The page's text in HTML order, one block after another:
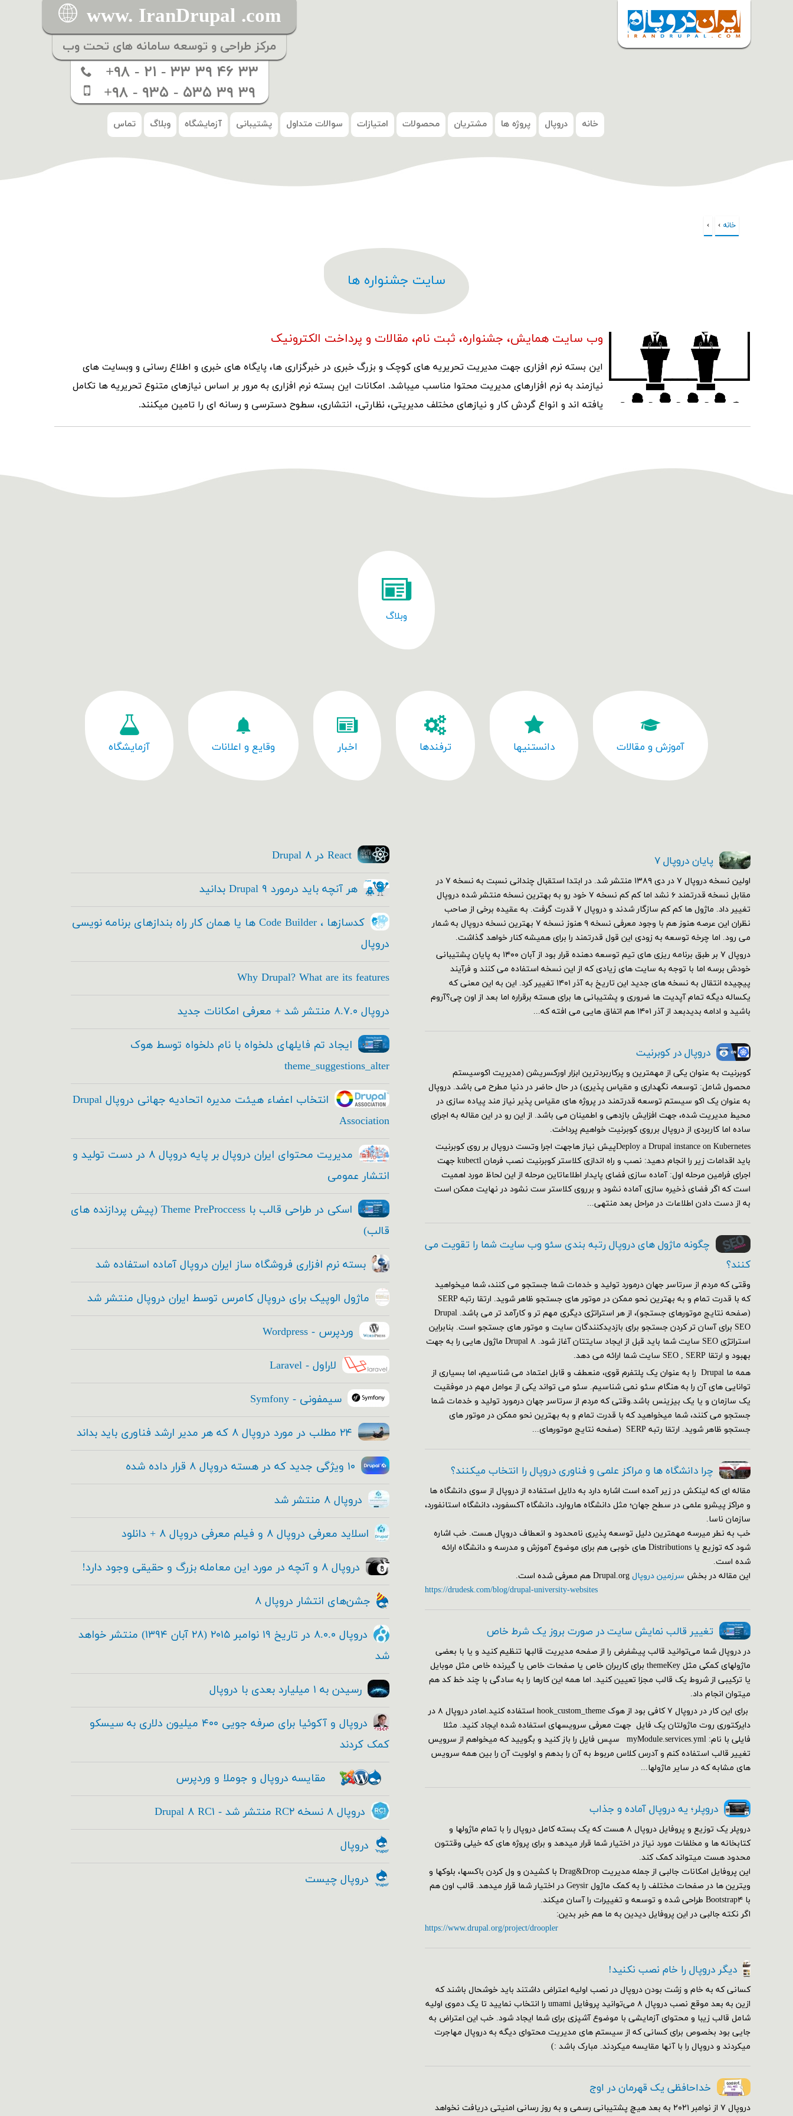
www. IranDrupal .com
مرکز طراحی و توسعه سامانه های تحت وب
+۹۸ - ۲۱ - ۳۳ ۳۹ ۴۶ ۳۳
+۹۸ - ۹۳۵ - ۵۳۵ ۳۹ ۳۹
خانه دروپال پروژه ها مشتریان محصولات امتیازات سوالات متداول پشتیبانی آزمایشگاه وبلاگ تماس
شما اینجا هستید
خانه ›
›
سایت جشنواره ها
وب سایت همایش، جشنواره، ثبت نام، مقالات و پرداخت الکترونیک
این بسته نرم افزاری جهت مدیریت تحریریه های کوچک و بزرگ خبری در خبرگزاری ها، پایگاه های خبری و اطلاع رسانی و وبسایت های
نیازمند به نرم افزارهای مدیریت محتوا مناسب میباشد. امکانات این بسته نرم افزاری به مرور بر اساس نیازهای متنوع تحریریه ها تکامل
یافته اند و انواع گردش کار و نیازهای مختلف مدیریتی، نظارتی، انتشاری، سطوح دسترسی و رسانه ای را تامین میکنند.
وبلاگ
آموزش و مقالات دانستنیها ترفندها اخبار وقایع و اعلانات آزمایشگاه
پایان دروپال ۷
اولین نسخه دروپال ۷ در دی ۱۳۸۹ منتشر شد. در ابتدا استقبال چندانی نسبت به نسخه ۷ در
مقابل نسخه قدرتمند ۶ نشد اما کم کم نسخه ۷ خود رو به بهترین نسخه منتشر شده دروپال
تغییر داد. ماژول ها کم کم سازگار شدند و دروپال ۷ قدرت گرفت. به عقیده برخی از صاحب
نظران این عرصه هنوز هم با وجود معرفی نسخه ۹ هنوز نسخه ۷ بهترین نسخه دروپال به شمار
می رود. اما چرخه توسعه به زودی این قول قدرتمند را برای همیشه کنار خواهد گذاشت.
دروپال ۷ بر طبق برنامه ریزی های تیم توسعه دهنده قرار بود از آبان ۱۴۰۰ به پایان پشتیبانی
خودش برسه اما با توجه به سایت های زیادی که از این نسخه استفاده می کنند و فرآیند
پیچیده انتقال به نسخه های جدید این تاریخ به آذر ۱۴۰۱ تغییر کرد. این به این معنی که
یکساله دیگه تمام آپدیت ها ضروری و پشتیبانی ها برای هسته برقراره اما بعد از اون چی؟آروم
باشید و ادامه بدیدبعد از آذر ۱۴۰۱ هم اتفاق هایی می افته که...
دروپال در کوبرنیت
کوبرنیت به عنوان یکی از مهمترین و پرکاربردترین ابزار اورکسریشن (مدیریت اکوسیستم
محصول شامل: توسعه، نگهداری و مقیاس پذیری) در حال حاضر در دنیا مطرح می باشد. دروپال
به عنوان یک اکو سیستم توسعه قدرتمند در پروژه های مقیاس پذیر نیاز مند پیاده سازی در
محیط مدیریت شده، جهت افزایش بازدهی و اطمینان می باشد. از این رو در این مقاله به اجرای
ساده اما کاربردی از دروپال برروی کوبرنیت خواهیم پرداخت.
Deploy a Drupal instance on Kubernetesپیش نیاز هاجهت اجرا وتست دروپال بر روی کوبرنیت
باید اقدامات زیر را انجام دهید: نصب و راه اندازی کلاستر کوبرنیت نصب فرمان kubectl جهت
اجرای فرامین مرحله اول: آماده سازی فضای پایدار اطلاعاتاین مرحله از این لحاظ مورد اهمیت
است که اگر فضای ذخیره سازی آماده نشود و برروی کلاستر ست نشود در نهایت ممکن است
به از دست دادن اطلاعات در مراحل بعد منتهی...
چگونه ماژول های دروپال رتبه بندی سئو وب سایت شما را تقویت می
کنند؟
وقتی که مردم از سرتاسر جهان درمورد تولید و خدمات شما جستجو می کنند، شما میخواهید
که با قدرت تمام و به بهترین نحو ممکن در موتور های جستجو ظاهر شوید. ارتقا رتبه SERP
(صفحه نتایج موتورهای جستجو)، از هر استراتژی دیگری مهم تر و کارآمد تر می باشد. Drupal
SEO برای آسان تر کردن جستجو برای بازدیدکنندگان سایت و موتور های جستجو است. بنابراین
استراتژی SEO سایت شما باید قبل از ایجاد سایتتان آغاز شود. Drupal ۸ ماژول هایی را به جهت
بهبود و ارتقا SEO , SERP سایت شما ارائه می دهد.
همه ما Drupal را به عنوان یک پلتفرم قوی، منعطف و قابل اعتماد می شناسیم، اما بسیاری از
توانایی های آن را به هنگام سئو نمی شناسیم. سئو می تواند یکی از عوامل مهم در موفقیت
یک سازمان و یا یک بیزینس باشد.وقتی که مردم از سرتاسر جهان درمورد تولید و خدمات شما
جستجو می کنند، شما میخواهید که با قدرت تمام و به بهترین نحو ممکن در موتور های
جستجو ظاهر شوید. ارتقا رتبه SERP (صفحه نتایج موتورهای...
چرا دانشگاه ها و مراکز علمی و فناوری دروپال را انتخاب میکنند؟
مقاله ای که لینکش در زیر آمده است اشاره دارد به دلایل استفاده از دروپال از سوی دانشگاه ها
و مراکز پیشرو علمی در سطح جهان؛ مثل دانشگاه هاروارد، دانشگاه آکسفورد، دانشگاه استانفورد،
سازمان ناسا.
خب به نطر میرسه مهمترین دلیل توسعه پذیری نامحدود و انعطاف دروپال هست. خب اشاره
شود که توزیع یا Distributions های خوبی هم برای موضوع آموزش و مدرسه و دانشگاه ارائه
شده است.
این مقاله در بخش سرزمین دروپال
https://drudesk.com/blog/drupal-university-websites
تغییر قالب نمایش سایت در صورت بروز یک شرط خاص
در دروپال شما می‌توانید قالب پیشفرض را از صفحه مدیریت قالبها تنظیم کنید و یا با بعضی
ماژولهای کمکی مثل themeKey برای کاربران خاص یا صفحات خاص یا گیرنده خاص مثل موبایل
یا ترکیبی از شروط یک قالب مجزا تعیین کنید. اما همه این کارها را به سادگی با چند خط کد هم
می‎توان انجام داد.
برای این کار در دروپال ۷ کافی بود از هوک hook_custom_theme استفاده کنید.امادر دروپال ۸ در
دایرکتوری روت ماژولتان یک فایل جهت معرفی سرویسهای استفاده شده ایجاد کنید. مثلا
فایلی با نام: myModule.services.yml سپس فایل را باز کنید و بگویید که میخواهم از سرویس
تغییر قالب استفاده کنم و آدرس کلاس مربوط به آن را بدهم و اولویت آن را بین همه سرویس
های مشابه که در سایر ماژولها...
دروپلر؛ یه دروپال آماده و جذاب
دروپلر یک توزیع و پروفایل دروپال ۸ هست که یک بسته کامل دروپال را با تمام ماژولها و
کتابخانه ها و مخلفات مورد نیاز در اختیار شما قرار میدهد و برای پروژه های که خیلی وقتتون
محدود هست میتواند کمک کند.
این پروفایل امکانات جالبی از جمله مدیریت Drag&Drop با کشیدن و ول کردن باکسها، بلوکها و
ویترین ها در صفحات مختلف را به کمک ماژول Geysir در اختیار شما قرار میدهد. قالب اون هم
با Bootstrap۴ طراحی شده و توسعه و تغییرات را آسان میکند.
اگر نکته جالبی در این پروفایل دیدین به ما هم خبر بدین:
https://www.drupal.org/project/droopler
دیگر دروپال را خام نصب نکنید!
کسانی که به خام و زشت بودن دروپال در نصب اولیه اعتراض داشتند باید خوشحال باشند که
ازین به بعد موقع نصب دروپال ۸ می‌توانید پروفایل umami را انتخاب نمایید تا یک دموی اولیه
شامل قالب زیبا و محتوای آزمایشی با موضوع آشپزی برای شما ایجاد شود. خب این اعتراض به
جایی بود بخصوص برای کسانی که از سیستم های مدیریت محتوای دیگه به دروپال مهاجرت
میکردند و دروپال را با آنها مقایسه میکردند. مبارک باشد :)
خداحافظی یک قهرمان در اوج
دروپال ۷ از نوامبر ۲۰۲۱ به بعد هیچ پشتیبانی رسمی و به روز رسانی امنیتی دریافت نخواهد
React در Drupal ۸
هر آنچه باید درمورد Drupal ۹ بدانید
کدسازها ، Code Builder ها یا همان کار راه بندازهای برنامه نویسی
دروپال
Why Drupal? What are its features
دروپال ۸.۷.۰ منتشر شد + معرفی امکانات جدید
ایجاد تم فایلهای دلخواه با نام دلخواه توسط هوک
theme_suggestions_alter
انتخاب اعضاء هیئت مدیره اتحادیه جهانی دروپال Drupal
Association
مدیریت محتوای ایران دروپال بر پایه دروپال ۸ در دست تولید و
انتشار عمومی
اسکی در طراحی قالب با Theme PreProccess (پیش پردازنده های
قالب)
بسته نرم افزاری فروشگاه ساز ایران دروپال آماده استفاده شد
ماژول الوپیک برای دروپال کامرس توسط ایران دروپال منتشر شد
وردپرس - Wordpress
لاراول - Laravel
سیمفونی - Symfony
۲۴ مطلب در مورد دروپال ۸ که هر مدیر ارشد فناوری باید بداند
۱۰ ویژگی جدید که در هسته دروپال ۸ قرار داده شده
دروپال ۸ منتشر شد
اسلاید معرفی دروپال ۸ و فیلم معرفی دروپال ۸ + دانلود
دروپال ۸ و آنچه در مورد این معامله بزرگ و حقیقی وجود دارد!
جشن‌های انتشار دروپال ۸
دروپال ۸.۰.۰ در تاریخ ۱۹ نوامبر ۲۰۱۵ (۲۸ آبان ۱۳۹۴) منتشر خواهد
شد
رسیدن به ۱ میلیارد بعدی با دروپال
دروپال و آکوئیا برای صرفه جویی ۴۰۰ میلیون دلاری به سیسکو
کمک کردند
مقایسه دروپال و جوملا و وردپرس
دروپال ۸ نسخه RC۲ منتشر شد - Drupal ۸ RC۱
دروپال
دروپال چیست